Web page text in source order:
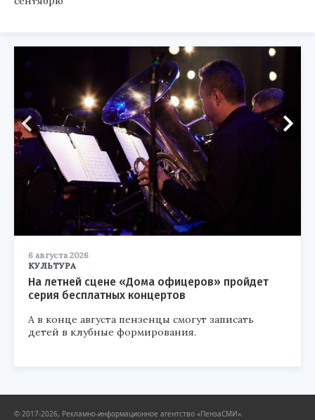
6 августа 2026
КУЛЬТУРА
На летней сцене «Дома офицеров» пройдет
серия бесплатных концертов
А в конце августа пензенцы смогут записать
детей в клубные формирования.
© 2017-2026, Рекламно-информационное агентство «ПензаСМИ».